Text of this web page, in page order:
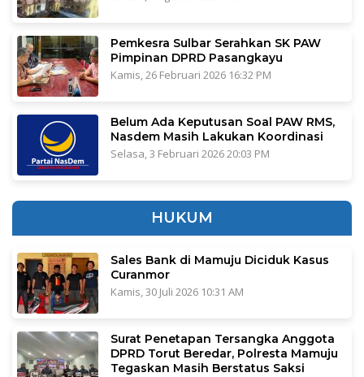
Pemkesra Sulbar Serahkan SK PAW
Pimpinan DPRD Pasangkayu
Kamis, 26 Februari 2026 16:32 PM
Belum Ada Keputusan Soal PAW RMS,
Nasdem Masih Lakukan Koordinasi
Selasa, 3 Februari 2026 20:03 PM
HUKUM
Sales Bank di Mamuju Diciduk Kasus
Curanmor
Kamis, 30 Juli 2026 10:31 AM
Surat Penetapan Tersangka Anggota
DPRD Torut Beredar, Polresta Mamuju
Tegaskan Masih Berstatus Saksi